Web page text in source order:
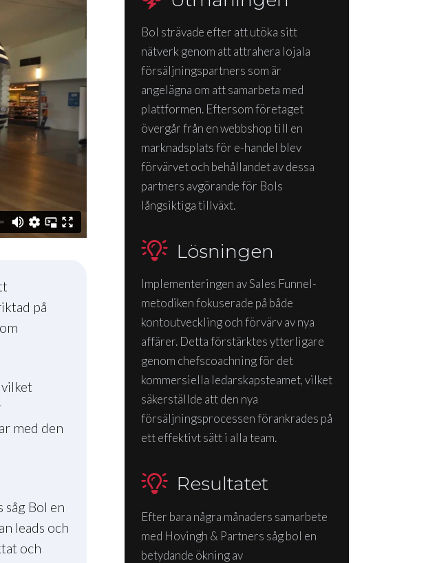
på
med den
Bol en
leads och
och
Bol strävade efter att utöka sitt
nätverk genom att attrahera lojala
försäljningspartners som är
angelägna om att samarbeta med
plattformen. Eftersom företaget
övergår från en webbshop till en
marknadsplats för e-handel blev
förvärvet och behållandet av dessa
partners avgörande för Bols
långsiktiga tillväxt.
Lösningen
Implementeringen av Sales Funnel-
metodiken fokuserade på både
kontoutveckling och förvärv av nya
affärer. Detta förstärktes ytterligare
genom chefscoachning för det
kommersiella ledarskapsteamet, vilket
säkerställde att den nya
försäljningsprocessen förankrades på
ett effektivt sätt i alla team.
Resultatet
Efter bara några månaders samarbete
med Hovingh & Partners såg bol en
betydande ökning av